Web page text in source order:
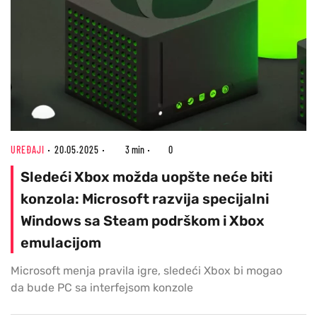
UREĐAJI 20.05.2025 3 min 0
Sledeći Xbox možda uopšte neće biti
konzola: Microsoft razvija specijalni
Windows sa Steam podrškom i Xbox
emulacijom
Microsoft menja pravila igre, sledeći Xbox bi mogao
da bude PC sa interfejsom konzole